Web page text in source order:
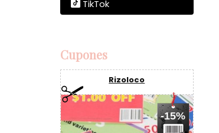
TikTok
Cupones
Rizoloco
-15%